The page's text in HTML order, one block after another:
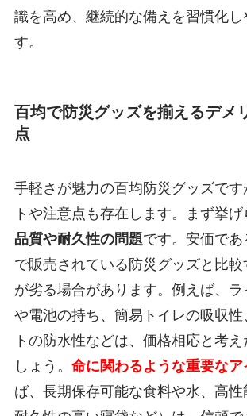
識を高め、継続的な備えを習慣化し
す。
百均で防災グッズを揃えるデメ
点
手軽さが魅力の百均防災グッズです
トや注意点も存在します。まず挙げ
品質や耐久性の問題です。安価で
で販売されている防災グッズと比
が劣る場合があります。例えば、ラ
や電池の持ち、簡易トイレの吸収性
トの防水性などは、価格相応と考
しょう。 命に関わるような重要なア
ば、長期保存可能な食料や水、高性